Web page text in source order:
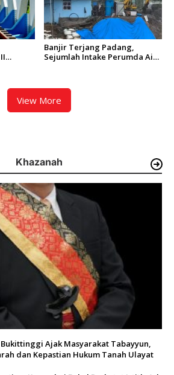
Banjir Terjang Padang,
Sejumlah Intake Perumda Air
View More
Khazanah
Ajak Masyarakat Tabayyun,
dan Kepastian Hukum Tanah Ulayat